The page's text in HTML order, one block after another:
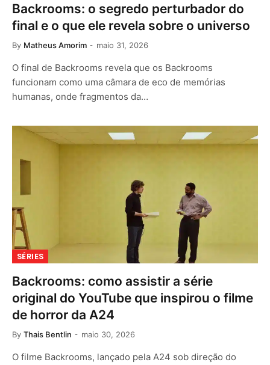
Backrooms: o segredo perturbador do
final e o que ele revela sobre o universo
By Matheus Amorim maio 31, 2026
O final de Backrooms revela que os Backrooms
funcionam como uma câmara de eco de memórias
humanas, onde fragmentos da…
SÉRIES
Backrooms: como assistir a série
original do YouTube que inspirou o filme
de horror da A24
By Thais Bentlin maio 30, 2026
O filme Backrooms, lançado pela A24 sob direção do